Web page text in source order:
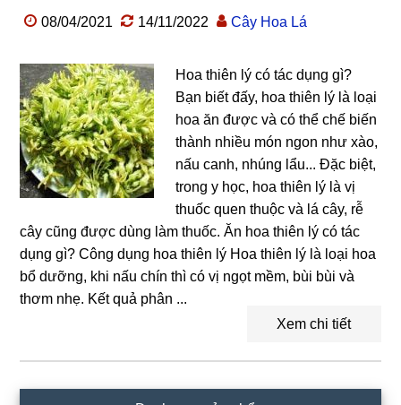
08/04/2021 14/11/2022 Cây Hoa Lá
Hoa thiên lý có tác dụng gì?
Bạn biết đấy, hoa thiên lý là loại
hoa ăn được và có thể chế biến
thành nhiều món ngon như xào,
nấu canh, nhúng lẩu... Đặc biệt,
trong y học, hoa thiên lý là vị
thuốc quen thuộc và lá cây, rễ
cây cũng được dùng làm thuốc. Ăn hoa thiên lý có tác
dụng gì? Công dụng hoa thiên lý Hoa thiên lý là loại hoa
bổ dưỡng, khi nấu chín thì có vị ngọt mềm, bùi bùi và
thơm nhẹ. Kết quả phân ...
Xem chi tiết